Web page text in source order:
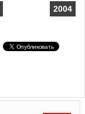
2004